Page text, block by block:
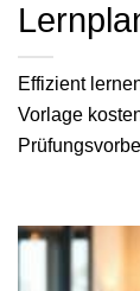
Effizient
Vorlage